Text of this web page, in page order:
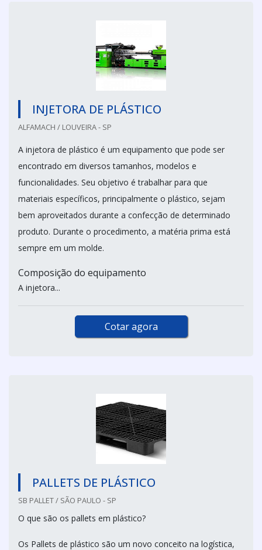
INJETORA DE PLÁSTICO
ALFAMACH / LOUVEIRA - SP
A injetora de plástico é um equipamento que pode ser
encontrado em diversos tamanhos, modelos e
funcionalidades. Seu objetivo é trabalhar para que
materiais específicos, principalmente o plástico, sejam
bem aproveitados durante a confecção de determinado
produto. Durante o procedimento, a matéria prima está
sempre em um molde.
Composição do equipamento
A injetora...
Cotar agora
PALLETS DE PLÁSTICO
SB PALLET / SÃO PAULO - SP
O que são os pallets em plástico?
Os Pallets de plástico são um novo conceito na logística,